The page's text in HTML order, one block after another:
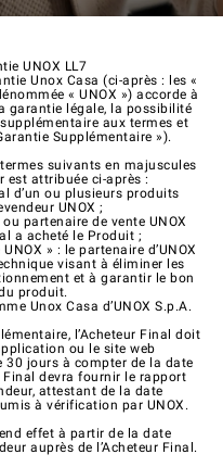
UNOX LL7
Unox Casa (ci-après : les «
« UNOX ») accorde à
garantie légale, la possibilité
aux termes et
Supplémentaire »).
suivants en majuscules
attribuée ci-après :
d’un ou plusieurs produits
UNOX ;
ou partenaire de vente UNOX
a acheté le Produit ;
» : le partenaire d’UNOX
visant à éliminer les
et à garantir le bon
produit.
Unox Casa d’UNOX S.p.A.
l’Acheteur Final doit
ou le site web
30 jours à compter de la date
Final devra fournir le rapport
attestant de la date
à vérification par UNOX.
effet à partir de la date
auprès de l’Acheteur Final.